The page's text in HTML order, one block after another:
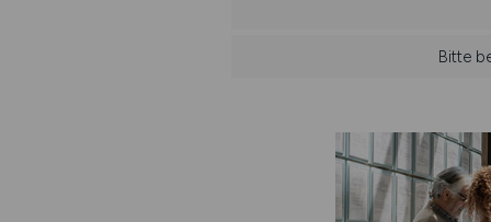
Bitte